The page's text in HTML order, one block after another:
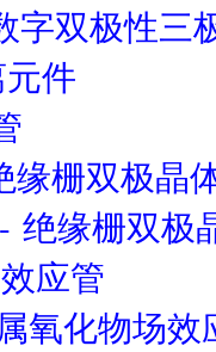
字双极性三
件
缘栅双极晶
绝缘栅双极
应管
氧化物场效